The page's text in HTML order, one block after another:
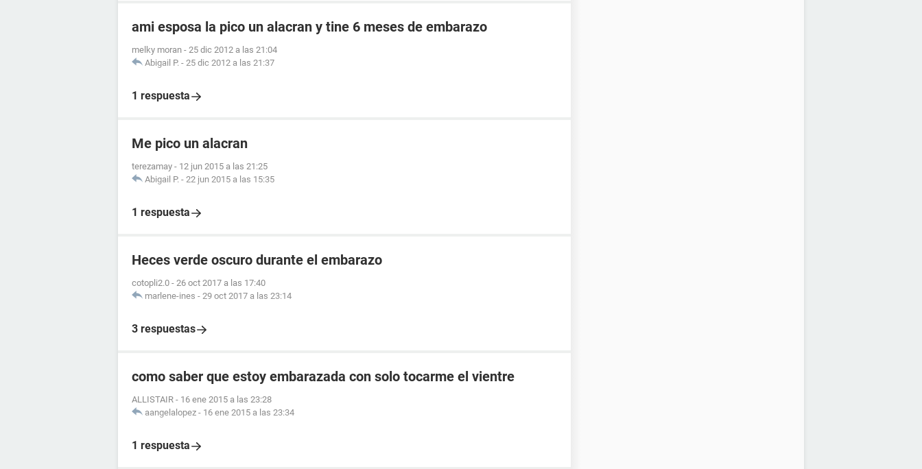
ami esposa la pico un alacran y tine 6 meses de embarazo
melky moran - 25 dic 2012 a las 21:04
Abigail P. - 25 dic 2012 a las 21:37
1 respuesta
Me pico un alacran
terezamay - 12 jun 2015 a las 21:25
Abigail P. - 22 jun 2015 a las 15:35
1 respuesta
Heces verde oscuro durante el embarazo
cotopli2.0 - 26 oct 2017 a las 17:40
marlene-ines - 29 oct 2017 a las 23:14
3 respuestas
como saber que estoy embarazada con solo tocarme el vientre
ALLISTAIR - 16 ene 2015 a las 23:28
aangelalopez - 16 ene 2015 a las 23:34
1 respuesta